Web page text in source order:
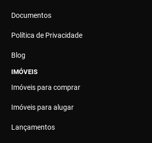
Documentos
Política de Privacidade
Blog
IMÓVEIS
Imóveis para comprar
Imóveis para alugar
Lançamentos